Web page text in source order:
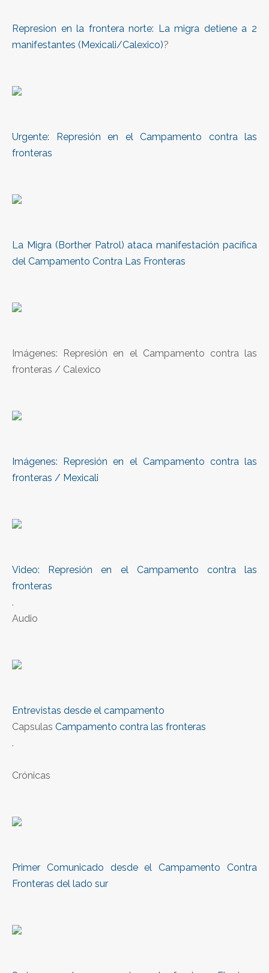
Represion en la frontera norte: La migra detiene a 2
manifestantes (Mexicali/Calexico)?
Urgente: Represión en el Campamento contra las
fronteras
La Migra (Borther Patrol) ataca manifestación pacífica
del Campamento Contra Las Fronteras
Imágenes: Represión en el Campamento contra las
fronteras / Calexico
Imágenes: Represión en el Campamento contra las
fronteras / Mexicali
Video: Represión en el Campamento contra las
fronteras
.
Audio
Entrevistas desde el campamento
Capsulas Campamento contra las fronteras
.
Crónicas
Primer Comunicado desde el Campamento Contra
Fronteras del lado sur